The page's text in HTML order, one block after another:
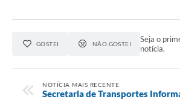
GOSTEI NÃO GOSTEI
Seja o
notícia.
NOTÍCIA MAIS RECENTE
Secretaria de Transportes